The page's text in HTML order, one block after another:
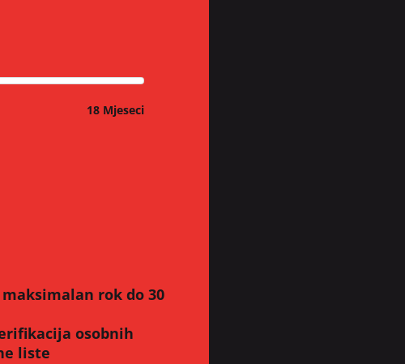
18 Mjeseci
rok do 30
osobnih
liste